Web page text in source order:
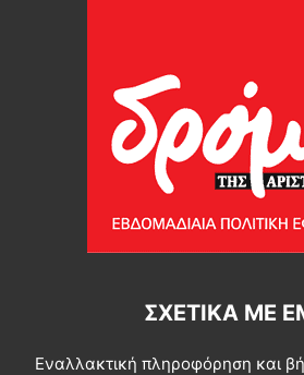
ΣΧΕΤΙΚΆ ΜΕ
Εναλλακτική πληροφόρηση και